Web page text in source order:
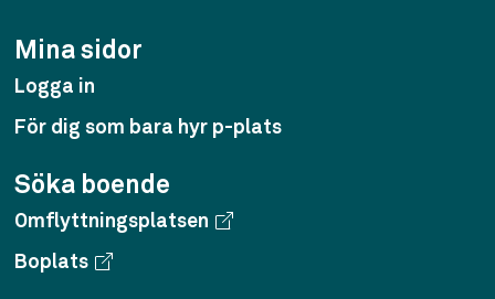
Mina sidor
Logga in
För dig som bara hyr p-plats
Söka boende
Omflyttningsplatsen
Boplats